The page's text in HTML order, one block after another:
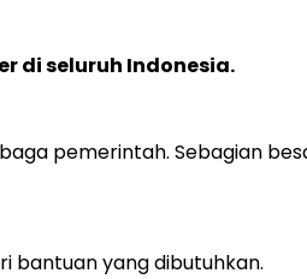
di seluruh Indonesia.
pemerintah. Sebagian
bantuan yang dibutuhkan.